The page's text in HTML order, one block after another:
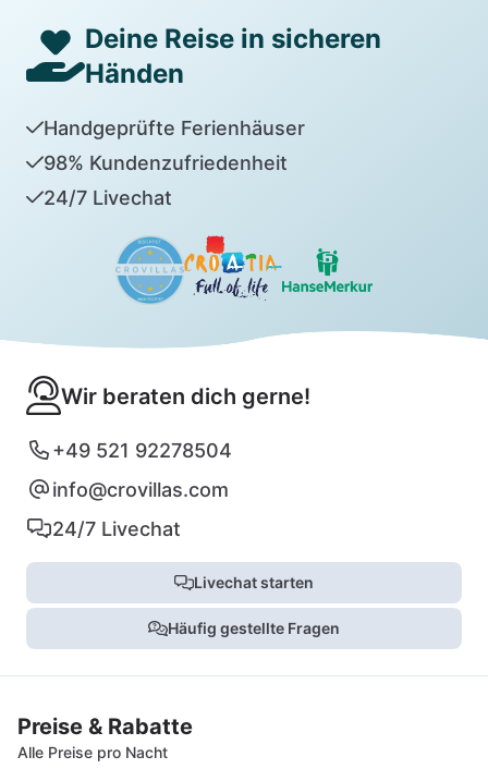
Deine Reise in sicheren
Händen
Handgeprüfte Ferienhäuser
98% Kundenzufriedenheit
24/7 Livechat
Wir beraten dich gerne!
+49 521 92278504
info@crovillas.com
24/7 Livechat
Livechat starten
Häufig gestellte Fragen
Preise & Rabatte
Alle Preise pro Nacht